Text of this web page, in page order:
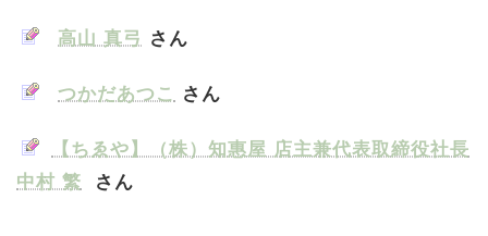
高山 真弓 さん
つかだあつこ さん
【ちゑや】（株）知惠屋 店主兼代表取締役社長
中村 繁
さん